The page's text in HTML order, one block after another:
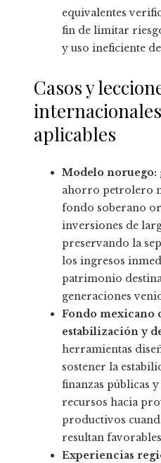
equivalentes
fin de limitar
y uso ineficiente
Casos y
internacionales
aplicables
Modelo noruego:
ahorro petrolero
fondo soberano
inversiones de
preservando la
los ingresos
patrimonio
generaciones
Fondo mexicano
estabilización y
herramientas
sostener la
finanzas públicas
recursos hacia
productivos
resultan
Experiencias